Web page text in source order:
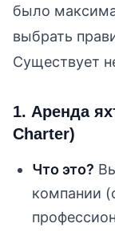
было
выбрать
Существует
1. Аренда
Charter)
Что это?
компании